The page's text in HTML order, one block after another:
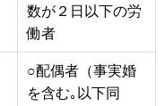
数が２日以下の労
働者
○配偶者（事実婚
を含む｡以下同